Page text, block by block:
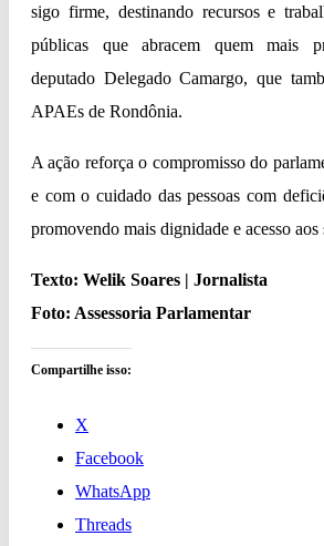
sigo firme, destinando recursos e
públicas que abracem quem mais
deputado Delegado Camargo, que
APAEs de Rondônia.
A ação reforça o compromisso do
e com o cuidado das pessoas com
promovendo mais dignidade e acesso aos
Texto: Welik Soares | Jornalista
Foto: Assessoria Parlamentar
Compartilhe isso:
X
Facebook
WhatsApp
Threads